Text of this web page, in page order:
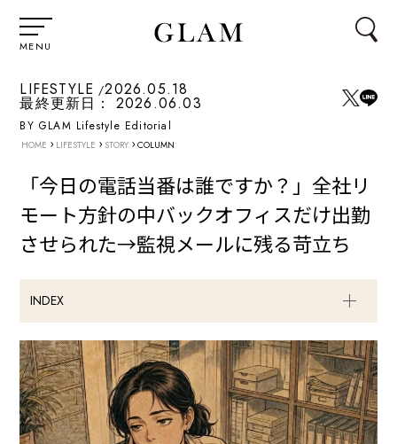
MENU
LIFESTYLE 2026.05.18
最終更新日： 2026.06.03
BY GLAM Lifestyle Editorial
HOME › LIFESTYLE › STORY › COLUMN
「今日の電話当番は誰ですか？」全社リ
モート方針の中バックオフィスだけ出勤
させられた→監視メールに残る苛立ち
INDEX